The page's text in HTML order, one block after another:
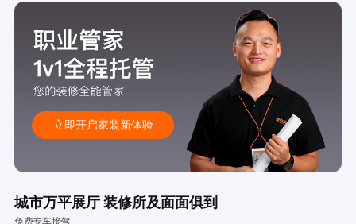
立即开启家装新体验
城市万平展厅 装修所及面面俱到